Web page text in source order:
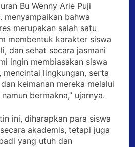
Bu Wenny Arie Puji
menyampaikan bahwa
merupakan salah satu
membentuk karakter siswa
dan sehat secara jasmani
ingin membiasakan siswa
lingkungan, serta
keimanan mereka melalui
bermakna,” ujarnya.
ini, diharapkan para siswa
akademis, tetapi juga
yang utuh dan